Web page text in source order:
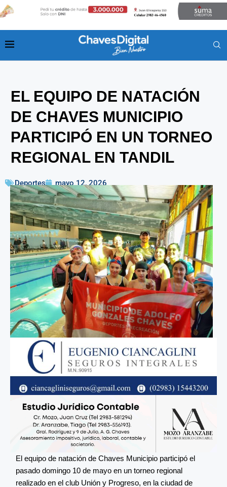
EL EQUIPO DE NATACIÓN
DE CHAVES MUNICIPIO
PARTICIPÓ EN UN TORNEO
REGIONAL EN TANDIL
Deportes mayo 12, 2026
El equipo de natación de Chaves Municipio participó el
pasado domingo 10 de mayo en un torneo regional
realizado en el club Unión y Progreso, en la ciudad de